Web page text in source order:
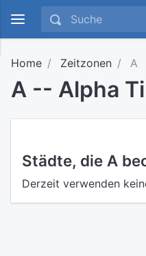
Home Zeitzonen A
A -- Alpha
Städte, die A
Derzeit verwenden